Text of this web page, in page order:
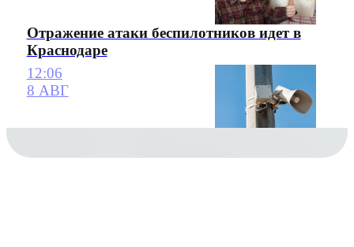
Отражение атаки беспилотников идет в
Краснодаре
12:06
8 АВГ